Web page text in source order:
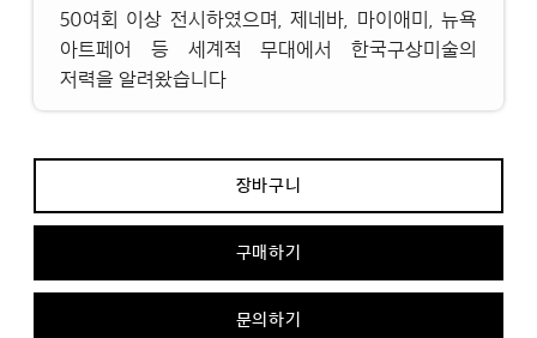
50여회 이상 전시하였으며, 제네바, 마이애미, 뉴욕
아트페어 등 세계적 무대에서 한국구상미술의
저력을 알려왔습니다
장바구니
구매하기
문의하기